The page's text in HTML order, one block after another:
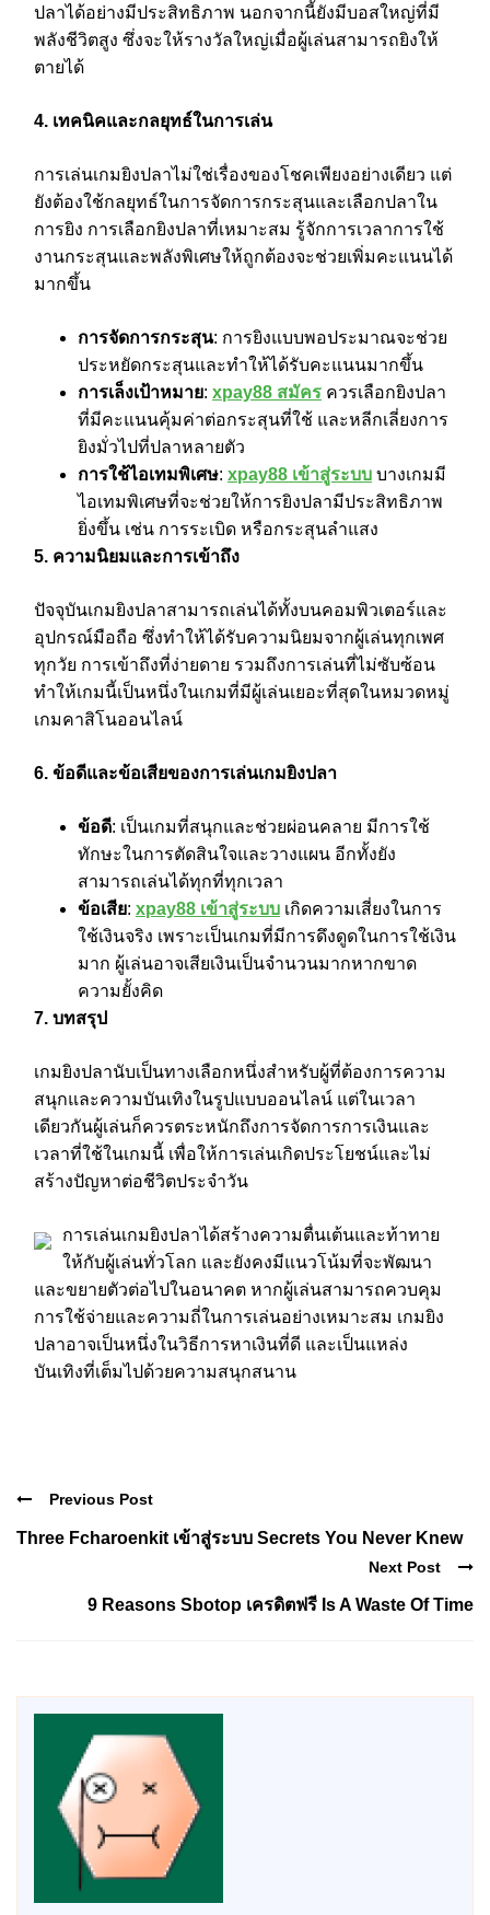
ปลาได้อย่างมีประสิทธิภาพ นอกจากนี้ยังมีบอสใหญ่ที่มี
พลังชีวิตสูง ซึ่งจะให้รางวัลใหญ่เมื่อผู้เล่นสามารถยิงให้
ตายได้
4. เทคนิคและกลยุทธ์ในการเล่น
การเล่นเกมยิงปลาไม่ใช่เรื่องของโชคเพียงอย่างเดียว แต่
ยังต้องใช้กลยุทธ์ในการจัดการกระสุนและเลือกปลาใน
การยิง การเลือกยิงปลาที่เหมาะสม รู้จักการเวลาการใช้
งานกระสุนและพลังพิเศษให้ถูกต้องจะช่วยเพิ่มคะแนนได้
มากขึ้น
การจัดการกระสุน: การยิงแบบพอประมาณจะช่วย
ประหยัดกระสุนและทำให้ได้รับคะแนนมากขึ้น
การเล็งเป้าหมาย: xpay88 สมัคร ควรเลือกยิงปลา
ที่มีคะแนนคุ้มค่าต่อกระสุนที่ใช้ และหลีกเลี่ยงการ
ยิงมั่วไปที่ปลาหลายตัว
การใช้ไอเทมพิเศษ: xpay88 เข้าสู่ระบบ บางเกมมี
ไอเทมพิเศษที่จะช่วยให้การยิงปลามีประสิทธิภาพ
ยิ่งขึ้น เช่น การระเบิด หรือกระสุนลำแสง
5. ความนิยมและการเข้าถึง
ปัจจุบันเกมยิงปลาสามารถเล่นได้ทั้งบนคอมพิวเตอร์และ
อุปกรณ์มือถือ ซึ่งทำให้ได้รับความนิยมจากผู้เล่นทุกเพศ
ทุกวัย การเข้าถึงที่ง่ายดาย รวมถึงการเล่นที่ไม่ซับซ้อน
ทำให้เกมนี้เป็นหนึ่งในเกมที่มีผู้เล่นเยอะที่สุดในหมวดหมู่
เกมคาสิโนออนไลน์
6. ข้อดีและข้อเสียของการเล่นเกมยิงปลา
ข้อดี: เป็นเกมที่สนุกและช่วยผ่อนคลาย มีการใช้
ทักษะในการตัดสินใจและวางแผน อีกทั้งยัง
สามารถเล่นได้ทุกที่ทุกเวลา
ข้อเสีย: xpay88 เข้าสู่ระบบ เกิดความเสี่ยงในการ
ใช้เงินจริง เพราะเป็นเกมที่มีการดึงดูดในการใช้เงิน
มาก ผู้เล่นอาจเสียเงินเป็นจำนวนมากหากขาด
ความยั้งคิด
7. บทสรุป
เกมยิงปลานับเป็นทางเลือกหนึ่งสำหรับผู้ที่ต้องการความ
สนุกและความบันเทิงในรูปแบบออนไลน์ แต่ในเวลา
เดียวกันผู้เล่นก็ควรตระหนักถึงการจัดการการเงินและ
เวลาที่ใช้ในเกมนี้ เพื่อให้การเล่นเกิดประโยชน์และไม่
สร้างปัญหาต่อชีวิตประจำวัน
การเล่นเกมยิงปลาได้สร้างความตื่นเต้นและท้าทาย
ให้กับผู้เล่นทั่วโลก และยังคงมีแนวโน้มที่จะพัฒนา
และขยายตัวต่อไปในอนาคต หากผู้เล่นสามารถควบคุม
การใช้จ่ายและความถี่ในการเล่นอย่างเหมาะสม เกมยิง
ปลาอาจเป็นหนึ่งในวิธีการหาเงินที่ดี และเป็นแหล่ง
บันเทิงที่เต็มไปด้วยความสนุกสนาน
Previous Post
Three Fcharoenkit เข้าสู่ระบบ Secrets You Never Knew
Next Post
9 Reasons Sbotop เครดิตฟรี Is A Waste Of Time